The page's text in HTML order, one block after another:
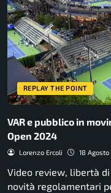
REPLAY THE POINT
VAR e pubblico in
Open 2024
Lorenzo Ercoli 18
Video review, libertà
novità regolamentari